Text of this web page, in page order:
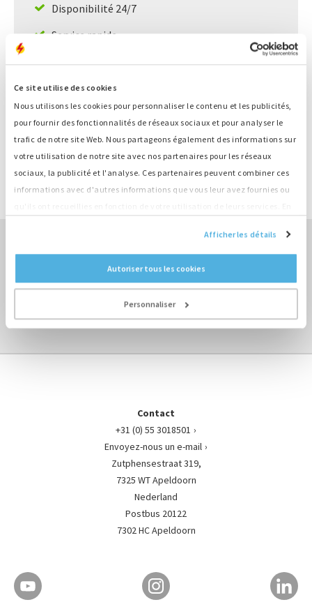
Ce site utilise des cookies
Nous utilisons les cookies pour personnaliser le contenu et les publicités,
pour fournir des fonctionnalités de réseaux sociaux et pour analyser le
trafic de notre site Web. Nous partageons également des informations sur
votre utilisation de notre site avec nos partenaires pour les réseaux
sociaux, la publicité et l'analyse. Ces partenaires peuvent combiner ces
informations avec d'autres informations que vous leur avez fournies ou
Afficher les détails
Autoriser tous les cookies
Personnaliser
Disponibilité 24/7
Service rapide
Grand stock, livraison directe
Informations sur le produit
Numéro
K568
Catégorie
Cilinderkop
Marque
Deutz
Type
BF4M1013FC
VERS VENTE LA VUE D'ENSEMBLE ›
VERS PIÈCES-DU-MOTEUR LA VUE D'ENSEMBLE ›
Contact
+31 (0) 55 3018501
Envoyez-nous un e-mail
Zutphensestraat 319,
7325 WT Apeldoorn
Nederland
Postbus 20122
7302 HC Apeldoorn